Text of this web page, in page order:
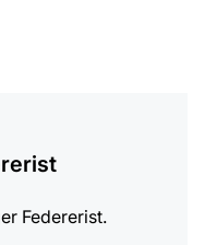
Federerist.